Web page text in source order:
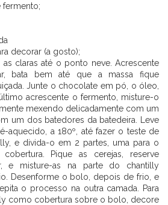
fermento;
decorar (a gosto);
claras até o ponto neve. Acrescente
bata bem até que a massa fique
Junte o chocolate em pó, o óleo,
acrescente o fermento, misture-o
mexendo delicadamente com um
um dos batedores da batedeira. Leve
aquecido, a 180º, até fazer o teste de
e divida-o em 2 partes, uma para o
Pique as cerejas, reserve
e misture-as na parte do chantilly
Desenforme o bolo, depois de frio, e
o processo na outra camada. Para
como cobertura sobre o bolo, decore